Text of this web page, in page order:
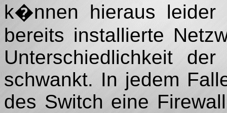
k�nnen hieraus leider
bereits installierte
Unterschiedlichkeit
schwankt. In jedem
des Switch eine